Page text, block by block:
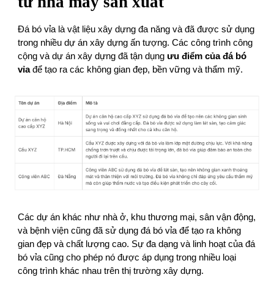
Đá bó vỉa là vật liệu xây dựng đa năng và đã được sử dụng
trong nhiều dự án xây dựng ấn tượng. Các công trình công
cộng và dự án xây dựng đã tận dụng ưu điểm của đá bó
vỉađể tạo ra các không gian đẹp, bền vững và thẩm mỹ.
Các dự án khác như nhà ở, khu thương mại, sân vận động,
và bệnh viện cũng đã sử dụng đá bó vỉa để tạo ra không
gian đẹp và chất lượng cao. Sự đa dạng và linh hoạt của đá
bó vỉa cũng cho phép nó được áp dụng trong nhiều loại
công trình khác nhau trên thị trường xây dựng.